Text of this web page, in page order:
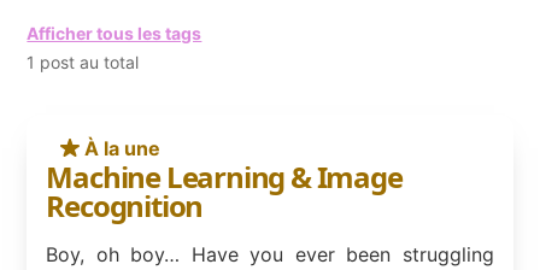
Afficher tous les tags
1 post au total
À la une
Machine Learning & Image
Recognition
Boy, oh boy… Have you ever been struggling